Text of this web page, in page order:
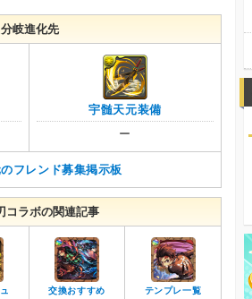
分岐進化先
宇髄天元装備
ー
フレンド募集掲示板
コラボの関連記事
交換おすすめ テンプレ一覧